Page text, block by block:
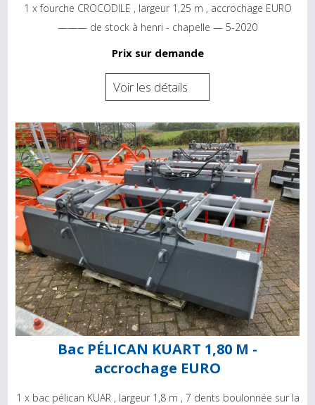
1 x fourche CROCODILE , largeur 1,25 m , accrochage EURO
——— de stock à henri - chapelle — 5-2020
Prix sur demande
Voir les détails
Bac PÉLICAN KUART 1,80 M -
accrochage EURO
1 x bac pélican KUAR , largeur 1,8 m , 7 dents boulonnée sur la